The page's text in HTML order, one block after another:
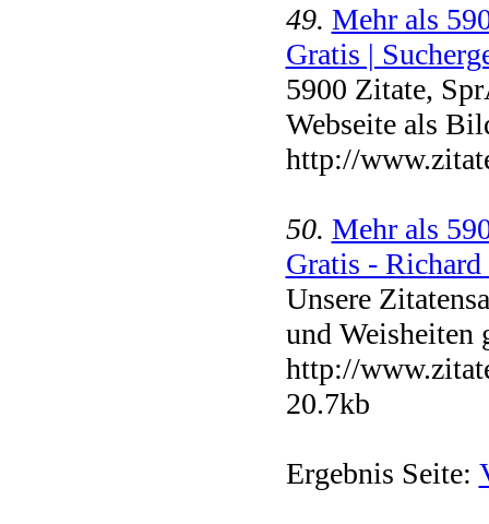
49. Mehr als
Gratis |
5900 Zitate,
Webseite als
http://
50. Mehr als
Gratis - Richard
Unsere
und Weisheiten
http://
20.7kb
Ergebnis Seite: